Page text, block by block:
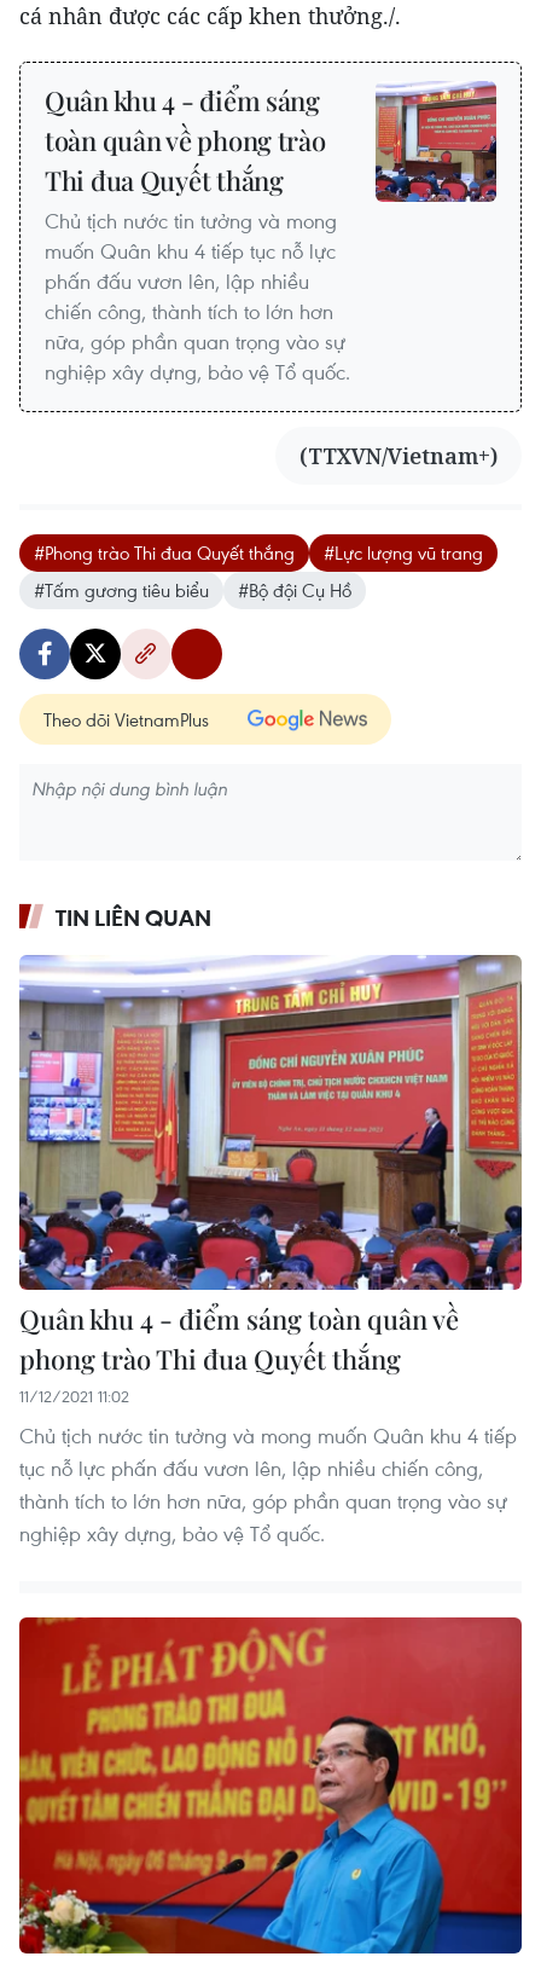
cá nhân được các cấp khen thưởng./.
Quân khu 4 - điểm sáng
toàn quân về phong trào
Thi đua Quyết thắng
Chủ tịch nước tin tưởng và mong
muốn Quân khu 4 tiếp tục nỗ lực
phấn đấu vươn lên, lập nhiều
chiến công, thành tích to lớn hơn
nữa, góp phần quan trọng vào sự
nghiệp xây dựng, bảo vệ Tổ quốc.
(TTXVN/Vietnam+)
#Phong trào Thi đua Quyết thắng
#Lực lượng vũ trang
#Tấm gương tiêu biểu
#Bộ đội Cụ Hồ
Theo dõi VietnamPlus
TIN LIÊN QUAN
Quân khu 4 - điểm sáng toàn quân về
phong trào Thi đua Quyết thắng
11/12/2021 11:02
Chủ tịch nước tin tưởng và mong muốn Quân khu 4 tiếp
tục nỗ lực phấn đấu vươn lên, lập nhiều chiến công,
thành tích to lớn hơn nữa, góp phần quan trọng vào sự
nghiệp xây dựng, bảo vệ Tổ quốc.